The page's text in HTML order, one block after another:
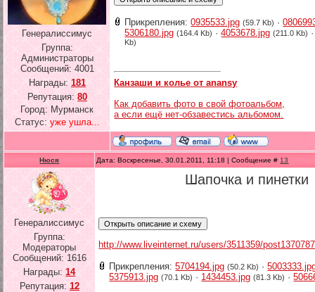
Генералиссимус
Группа:
Администраторы
Сообщений: 4001
Награды: 181
Репутация: 80
Город: Мурманск
Статус: уже ушла...
Прикрепления:0935533.jpg (59.7 Kb) ·
5306180.jpg (164.4 Kb) ·4053678.jpg (211.0 Kb)
Kb)
Канзаши и колье от anansy
Как добавить фото в свой фотоальбом,
а если ещё нет-обзавестись альбомом.
Нюся Дата: Воскресенье, 30.01.2011, 11:18 | Сообщение # 13
Генералиссимус
Группа:
Модераторы
Сообщений: 1616
Награды:14
Репутация: 12
Шапочка и пинетки
http://www.liveinternet.ru/users/3511359/
Прикрепления:5704194.jpg (50.2 Kb) ·
5375913.jpg (70.1 Kb) · 1434453.jpg (81.3 Kb) ·